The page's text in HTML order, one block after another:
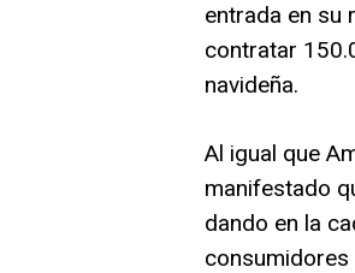
entrada en su
contratar
navideña.
Al igual que
manifestado
dando en la
consumidores